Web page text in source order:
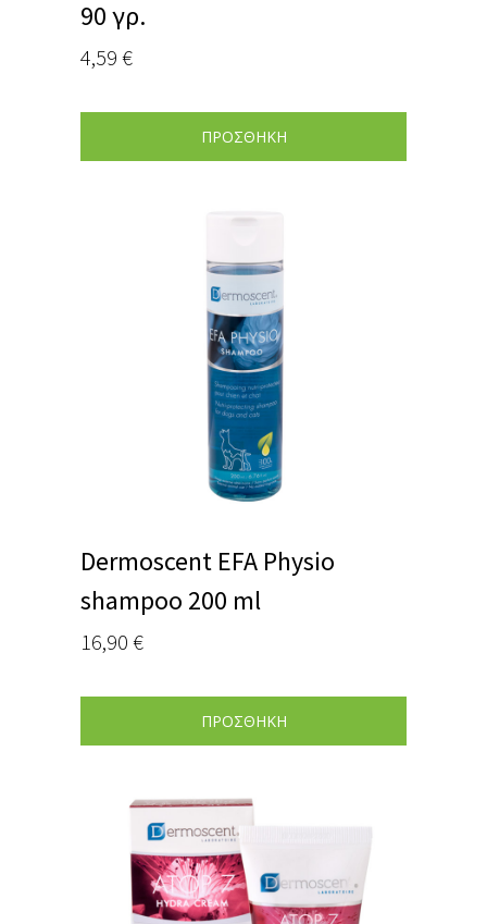
90 γρ.
4,59 €
ΠΡΟΣΘΗΚΗ
Dermoscent EFA Physio
shampoo 200 ml
16,90 €
ΠΡΟΣΘΗΚΗ